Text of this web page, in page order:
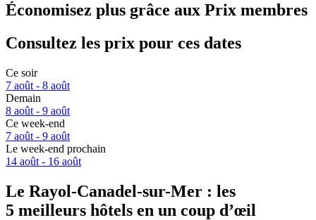
Économisez plus grâce aux Prix membres
Consultez les prix pour ces dates
Ce soir
7 août - 8 août
Demain
8 août - 9 août
Ce week-end
7 août - 9 août
Le week-end prochain
14 août - 16 août
Le Rayol-Canadel-sur-Mer : les
5 meilleurs hôtels en un coup d’œil